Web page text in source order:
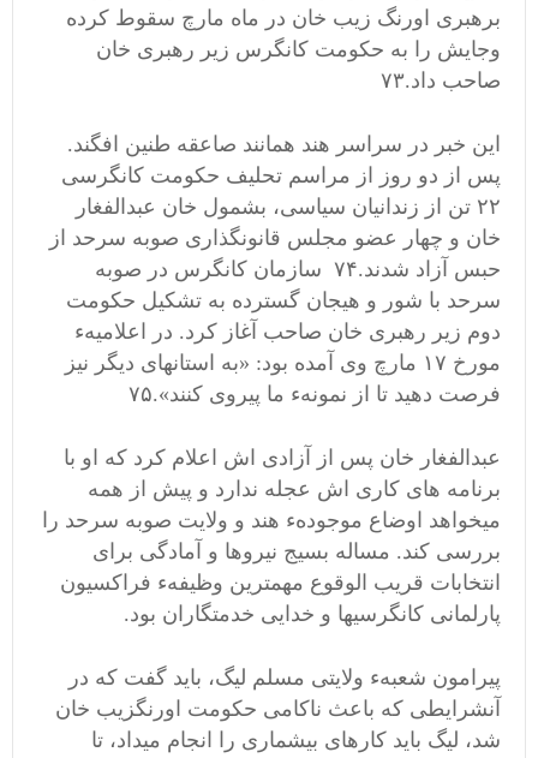
برهبری اورنگ زیب خان در ماه مارچ سقوط کرده
وجایش را به حکومت کانگرس زیر رهبری خان
صاحب داد.۷۳
این خبر در سراسر هند همانند صاعقه طنین افگند.
پس از دو روز از مراسم تحلیف حکومت کانگرسی
۲۲ تن از زندانیان سیاسی، بشمول خان عبدالفغار
خان و چهار عضو مجلس قانونگذاری صوبه سرحد از
حبس آزاد شدند.۷۴ سازمان کانگرس در صوبه
سرحد با شور و هیجان گسترده به تشکیل حکومت
دوم زیر رهبری خان صاحب آغاز کرد. در اعلامیهء
مورخ ۱۷ مارچ وی آمده بود: «به استانهای دیگر نیز
فرصت دهید تا از نمونهء ما پیروی کنند».۷۵
عبدالفغار خان پس از آزادی اش اعلام کرد که او با
برنامه های کاری اش عجله ندارد و پیش از همه
میخواهد اوضاع موجودهء هند و ولایت صوبه سرحد را
بررسی کند. مساله بسیج نیروها و آمادگی برای
انتخابات قریب الوقوع مهمترین وظیفهء فراکسیون
پارلمانی کانگرسیها و خدایی خدمتگاران بود.
پیرامون شعبهء ولایتی مسلم لیگ، باید گفت که در
آنشرایطی که باعث ناکامی حکومت اورنگزیب خان
شد، لیگ باید کارهای بیشماری را انجام میداد، تا